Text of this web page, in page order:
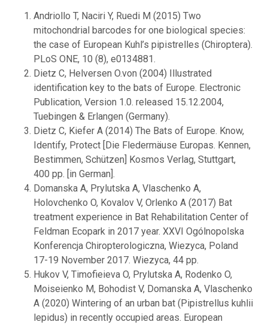
Andriollo T, Naciri Y, Ruedi M (2015) Two
mitochondrial barcodes for one biological species:
the case of European Kuhl’s pipistrelles (Chiroptera).
PLoS ONE, 10 (8), e0134881.
Dietz C, Helversen O.von (2004) Illustrated
identification key to the bats of Europe. Electronic
Publication, Version 1.0. released 15.12.2004,
Tuebingen & Erlangen (Germany).
Dietz C, Kiefer A (2014) The Bats of Europe. Know,
Identify, Protect [Die Fledermäuse Europas. Kennen,
Bestimmen, Schützen] Kosmos Verlag, Stuttgart,
400 pp. [in German].
Domanska A, Prylutska A, Vlaschenko A,
Holovchenko O, Kovalov V, Orlenko A (2017) Bat
treatment experience in Bat Rehabilitation Center of
Feldman Ecopark in 2017 year. XXVI Ogólnopolska
Konferencja Chiropterologiczna, Wiezyca, Poland
17-19 November 2017. Wiezyca, 44 pp.
Hukov V, Timofieieva O, Prylutska A, Rodenko O,
Moiseienko M, Bohodist V, Domanska A, Vlaschenko
A (2020) Wintering of an urban bat (Pipistrellus kuhlii
lepidus) in recently occupied areas. European